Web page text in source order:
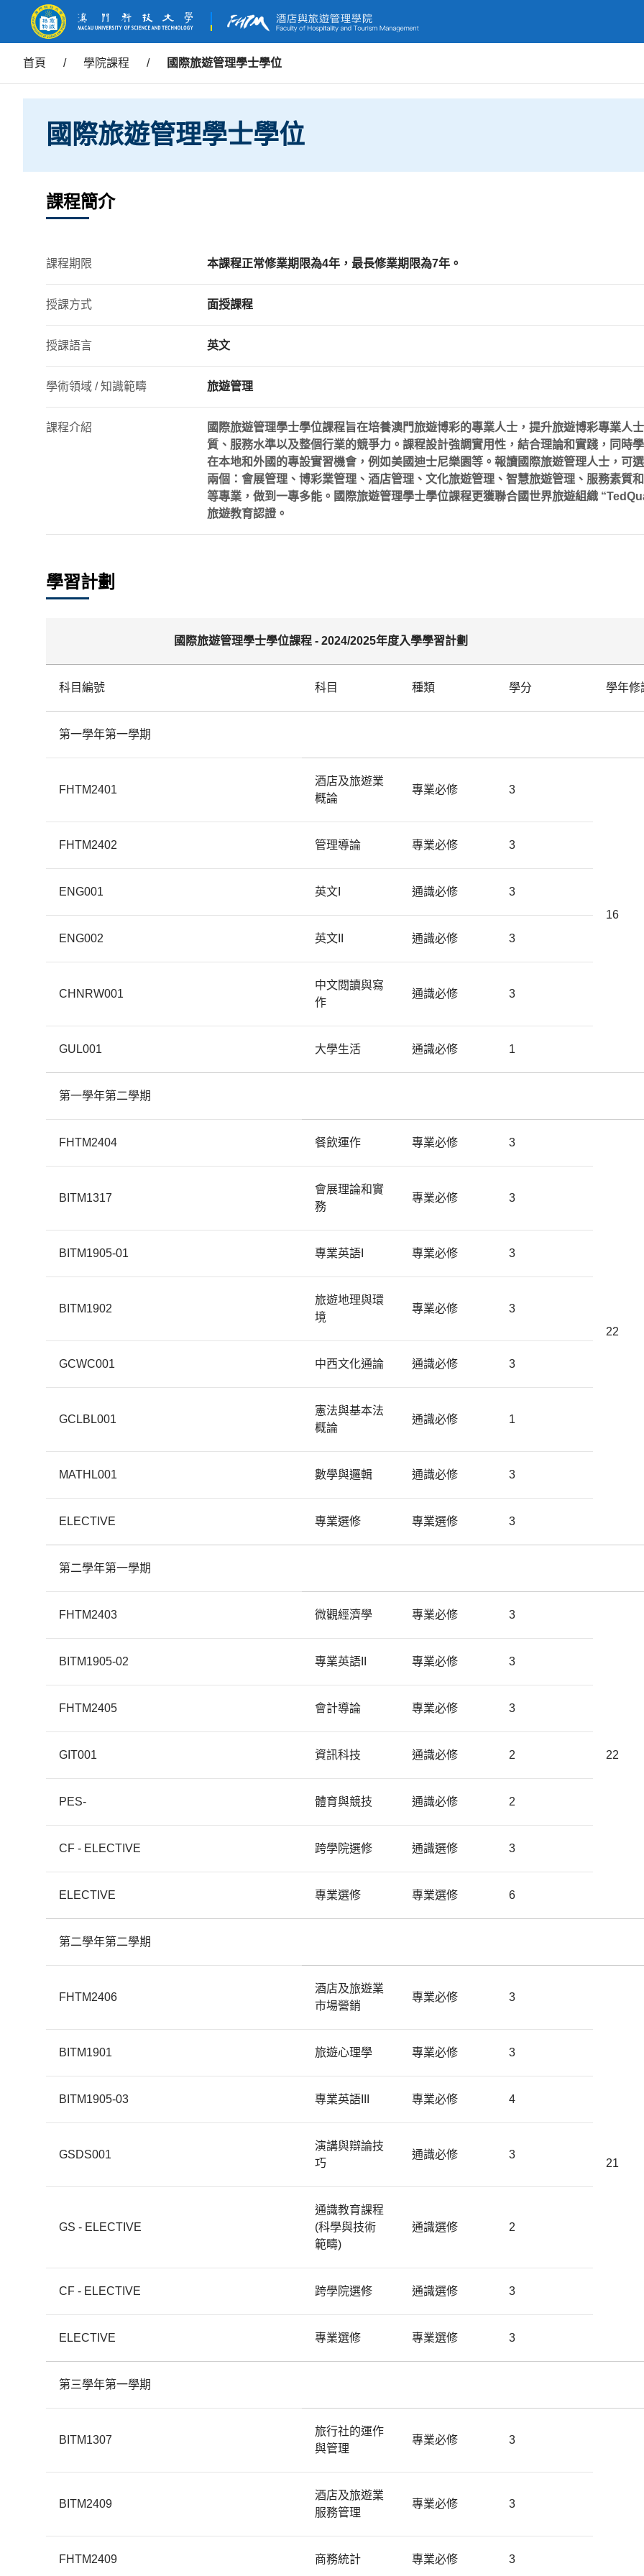
首頁 / 學院課程 / 國際旅遊管理學士學位
國際旅遊管理學士學位
課程簡介
課程期限 本課程正常修業期限為4年 ，最長修業期限為7年。
授課方式 面授課程
授課語言 英文
學術領域 / 知識範疇 旅遊管理
課程介紹
國際旅遊管理學士學位課程旨在培養澳門旅遊博彩的專業人士，提升旅遊博彩專業人
質、服務水準以及整個行業的競爭力。課程設計強調實用性，結合理論和實踐，同時
在本地和外國的專設實習機會，例如美國迪士尼樂園等。報讀國際旅遊管理人士，可
兩個：會展管理、博彩業管理、酒店管理、文化旅遊管理、智慧旅遊管理 、服務素質
等專業，做到一專多能。國際旅遊管理學士學位課程更獲聯合國世界旅遊組織
旅遊教育認證。
學習計劃
國際旅遊管理學士學位課程 - 2024/2025年度入學學習計劃
科目編號 科目 種類 學分 學年修
第一學年第一學期
FHTM2401
酒店及旅遊業
概論
專業必修 3
16
FHTM2402 管理導論 專業必修 3
ENG001 英文I 通識必修 3
ENG002 英文II 通識必修 3
CHNRW001
中文閱讀與寫
作
通識必修 3
GUL001 大學生活 通識必修 1
第一學年第二學期
FHTM2404 餐飲運作 專業必修 3
22
BITM1317
會展理論和實
務
專業必修 3
BITM1905-01 專業英語I 專業必修 3
BITM1902
旅遊地理與環
境
專業必修 3
GCWC001 中西文化通論 通識必修 3
GCLBL001
憲法與基本法
概論
通識必修 1
MATHL001 數學與邏輯 通識必修 3
ELECTIVE 專業選修 專業選修 3
第二學年第一學期
FHTM2403 微觀經濟學 專業必修 3
22
BITM1905-02 專業英語II 專業必修 3
FHTM2405 會計導論 專業必修 3
GIT001 資訊科技 通識必修 2
PES- 體育與競技 通識必修 2
CF - ELECTIVE 跨學院選修 通識選修 3
ELECTIVE 專業選修 專業選修 6
第二學年第二學期
FHTM2406
酒店及旅遊業
市場營銷
專業必修 3
21
BITM1901 旅遊心理學 專業必修 3
BITM1905-03 專業英語III 專業必修 4
GSDS001
演講與辯論技
巧
通識必修 3
GS - ELECTIVE
通識教育課程
(科學與技術
範疇)
通識選修 2
CF - ELECTIVE 跨學院選修 通識選修 3
ELECTIVE 專業選修 專業選修 3
第三學年第一學期
BITM1307
旅行社的運作
與管理
專業必修 3
BITM2409
酒店及旅遊業
服務管理
專業必修 3
FHTM2409 商務統計 專業必修 3